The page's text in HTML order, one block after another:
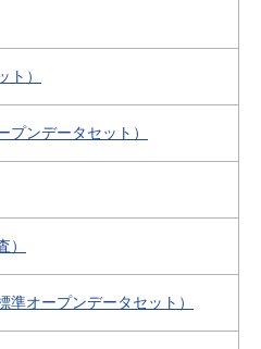
ト）
プンデータセット）
）
オープンデータセット）